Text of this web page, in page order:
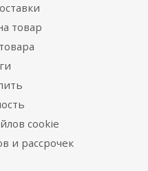
товар
cookie
и рассрочек